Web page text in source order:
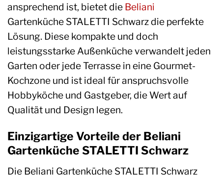
ansprechend ist, bietet die Beliani
Gartenküche STALETTI Schwarz die perfekte
Lösung. Diese kompakte und doch
leistungsstarke Außenküche verwandelt jeden
Garten oder jede Terrasse in eine Gourmet-
Kochzone und ist ideal für anspruchsvolle
Hobbyköche und Gastgeber, die Wert auf
Qualität und Design legen.
Einzigartige Vorteile der Beliani
Gartenküche STALETTI Schwarz
Die Beliani Gartenküche STALETTI Schwarz